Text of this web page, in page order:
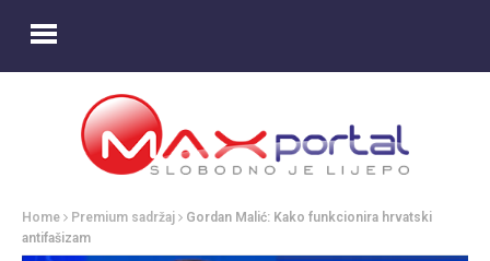
Home Premium sadržaj
Gordan Malić: Kako funkcionira hrvatski
antifašizam